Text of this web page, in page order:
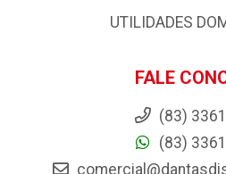
UTILIDADES
FALE
(83)
(83)